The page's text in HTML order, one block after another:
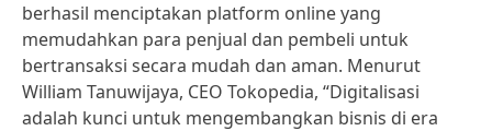
berhasil menciptakan platform online yang
memudahkan para penjual dan pembeli untuk
bertransaksi secara mudah dan aman. Menurut
William Tanuwijaya, CEO Tokopedia, “Digitalisasi
adalah kunci untuk mengembangkan bisnis di era